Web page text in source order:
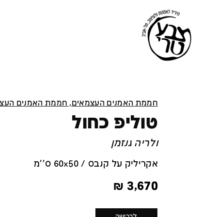
חממת האמנים העצמאים, חממת האמנים
טוליפ כחול
ולריה גנזמן
אקריליק על קנבס / 60x50 ס''מ
3,670
₪